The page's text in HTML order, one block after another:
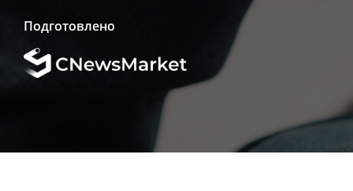
Подготовлено